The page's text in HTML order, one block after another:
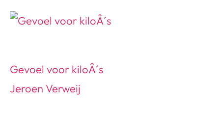
Gevoel voor kiloÂ´s
Jeroen Verweij